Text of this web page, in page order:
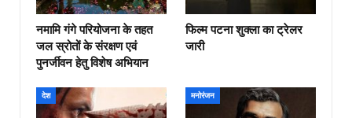
नमामि गंगे परियोजना के तहत
जल स्रोतों के संरक्षण एवं
पुनर्जीवन हेतु विशेष अभियान
फिल्‍म पटना शुक्ला का ट्रेलर
जारी
देश मनोरंजन